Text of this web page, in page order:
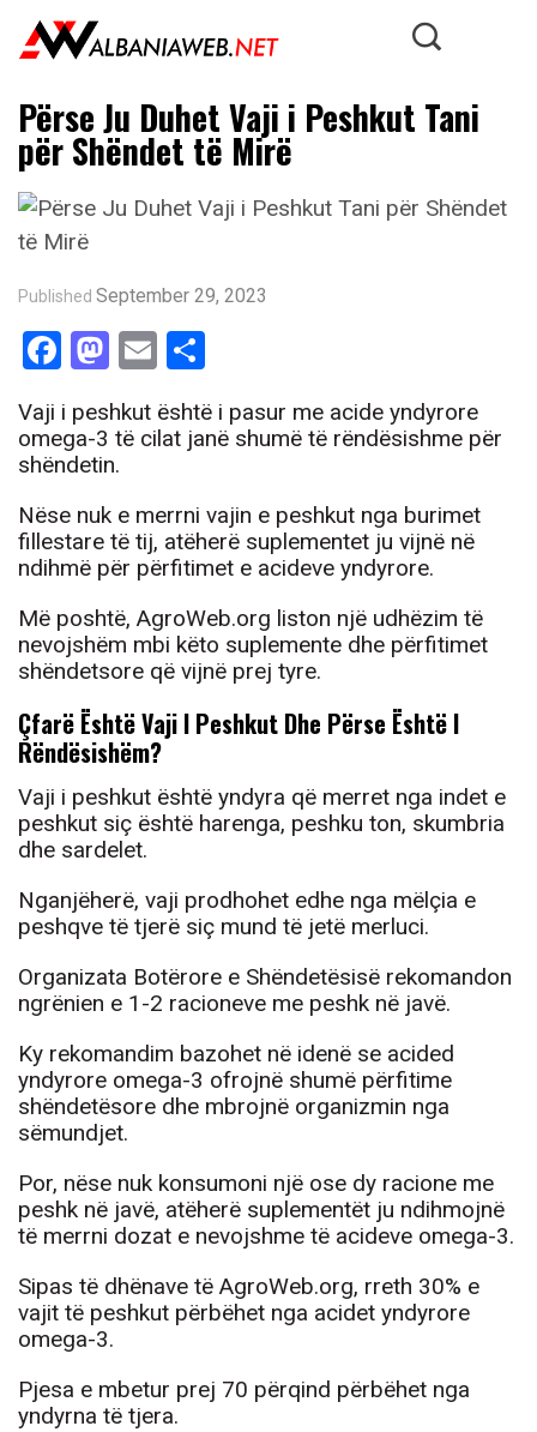
Përse Ju Duhet Vaji i Peshkut Tani
për Shëndet të Mirë
Published September 29, 2023
Facebook
Mastodon
Email
Vaji i peshkut është i pasur me acide yndyrore
omega-3 të cilat janë shumë të rëndësishme për
shëndetin.
Nëse nuk e merrni vajin e peshkut nga burimet
fillestare të tij, atëherë suplementet ju vijnë në
ndihmë për përfitimet e acideve yndyrore.
Më poshtë, AgroWeb.org liston një udhëzim të
nevojshëm mbi këto suplemente dhe përfitimet
shëndetsore që vijnë prej tyre.
Çfarë Është Vaji I Peshkut Dhe Përse Është I
Rëndësishëm?
Vaji i peshkut është yndyra që merret nga indet e
peshkut siç është harenga, peshku ton, skumbria
dhe sardelet.
Nganjëherë, vaji prodhohet edhe nga mëlçia e
peshqve të tjerë siç mund të jetë merluci.
Organizata Botërore e Shëndetësisë rekomandon
ngrënien e 1-2 racioneve me peshk në javë.
Ky rekomandim bazohet në idenë se acided
yndyrore omega-3 ofrojnë shumë përfitime
shëndetësore dhe mbrojnë organizmin nga
sëmundjet.
Por, nëse nuk konsumoni një ose dy racione me
peshk në javë, atëherë suplementët ju ndihmojnë
të merrni dozat e nevojshme të acideve omega-3.
Sipas të dhënave të AgroWeb.org, rreth 30% e
vajit të peshkut përbëhet nga acidet yndyrore
omega-3.
Pjesa e mbetur prej 70 përqind përbëhet nga
yndyrna të tjera.